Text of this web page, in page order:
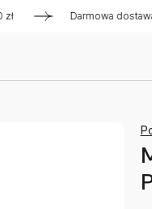
Darmowa dostawa